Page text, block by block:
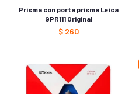
Prisma con porta prisma Leica
GPR111 Original
$260